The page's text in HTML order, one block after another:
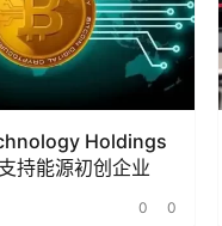
Holdings
持能源初创企业
0 0